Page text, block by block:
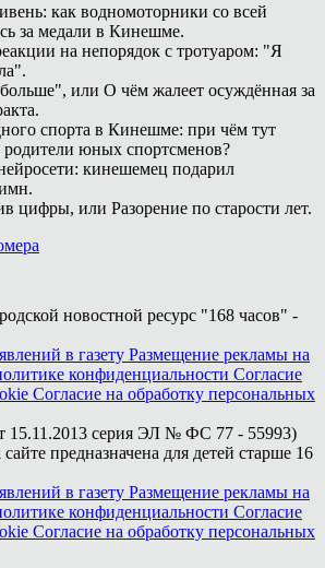
как водномоторники со всей
за медали в Кинешме.
на непорядок с тротуаром: "Я
или О чём жалеет осуждённая за
спорта в Кинешме: при чём тут
родители юных спортсменов?
кинешемец подарил
цифры, или Разорение по старости лет.
новостной ресурс "168 часов" -
в газету Размещение рекламы на
конфиденциальности Согласие
Согласие на обработку персональных
15.11.2013 серия ЭЛ № ФС 77 - 55993)
предназначена для детей старше 16
в газету Размещение рекламы на
конфиденциальности Согласие
Согласие на обработку персональных